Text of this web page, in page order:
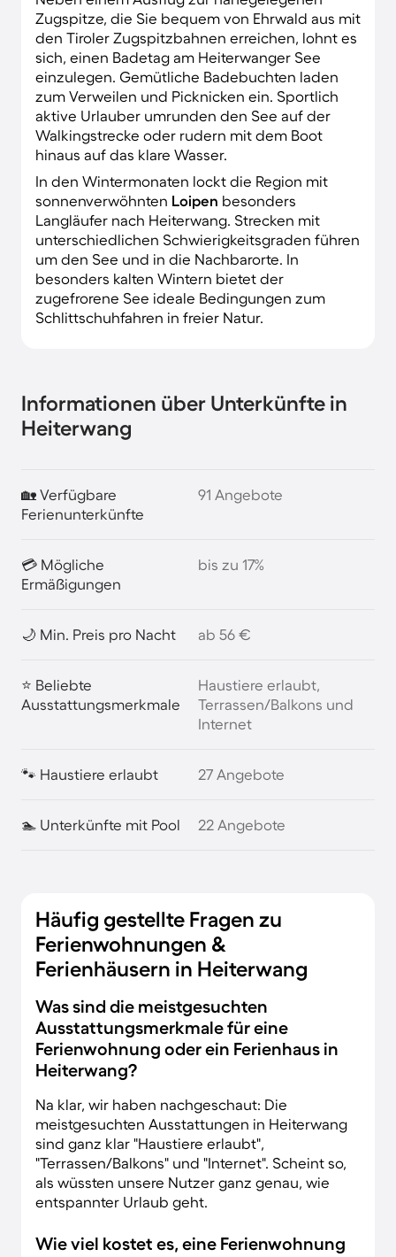
Zugspitze, die Sie bequem von Ehrwald aus mit
den Tiroler Zugspitzbahnen erreichen, lohnt es
sich, einen Badetag am Heiterwanger See
einzulegen. Gemütliche Badebuchten laden
zum Verweilen und Picknicken ein. Sportlich
aktive Urlauber umrunden den See auf der
Walkingstrecke oder rudern mit dem Boot
hinaus auf das klare Wasser.
In den Wintermonaten lockt die Region mit
sonnenverwöhnten Loipen besonders
Langläufer nach Heiterwang. Strecken mit
unterschiedlichen Schwierigkeitsgraden führen
um den See und in die Nachbarorte. In
besonders kalten Wintern bietet der
zugefrorene See ideale Bedingungen zum
Schlittschuhfahren in freier Natur.
Informationen über Unterkünfte in
Heiterwang
🏡 Verfügbare
Ferienunterkünfte
91 Angebote
💳 Mögliche
Ermäßigungen
bis zu 17%
🌙 Min. Preis pro Nacht ab 56 €
⭐ Beliebte
Ausstattungsmerkmale
Haustiere erlaubt,
Terrassen/Balkons und
Internet
🐾 Haustiere erlaubt 27 Angebote
🏊 Unterkünfte mit Pool 22 Angebote
Häufig gestellte Fragen zu
Ferienwohnungen &
Ferienhäusern in Heiterwang
Was sind die meistgesuchten
Ausstattungsmerkmale für eine
Ferienwohnung oder ein Ferienhaus in
Heiterwang?
Na klar, wir haben nachgeschaut: Die
meistgesuchten Ausstattungen in Heiterwang
sind ganz klar "Haustiere erlaubt",
"Terrassen/Balkons" und "Internet". Scheint so,
als wüssten unsere Nutzer ganz genau, wie
entspannter Urlaub geht.
Wie viel kostet es, eine Ferienwohnung